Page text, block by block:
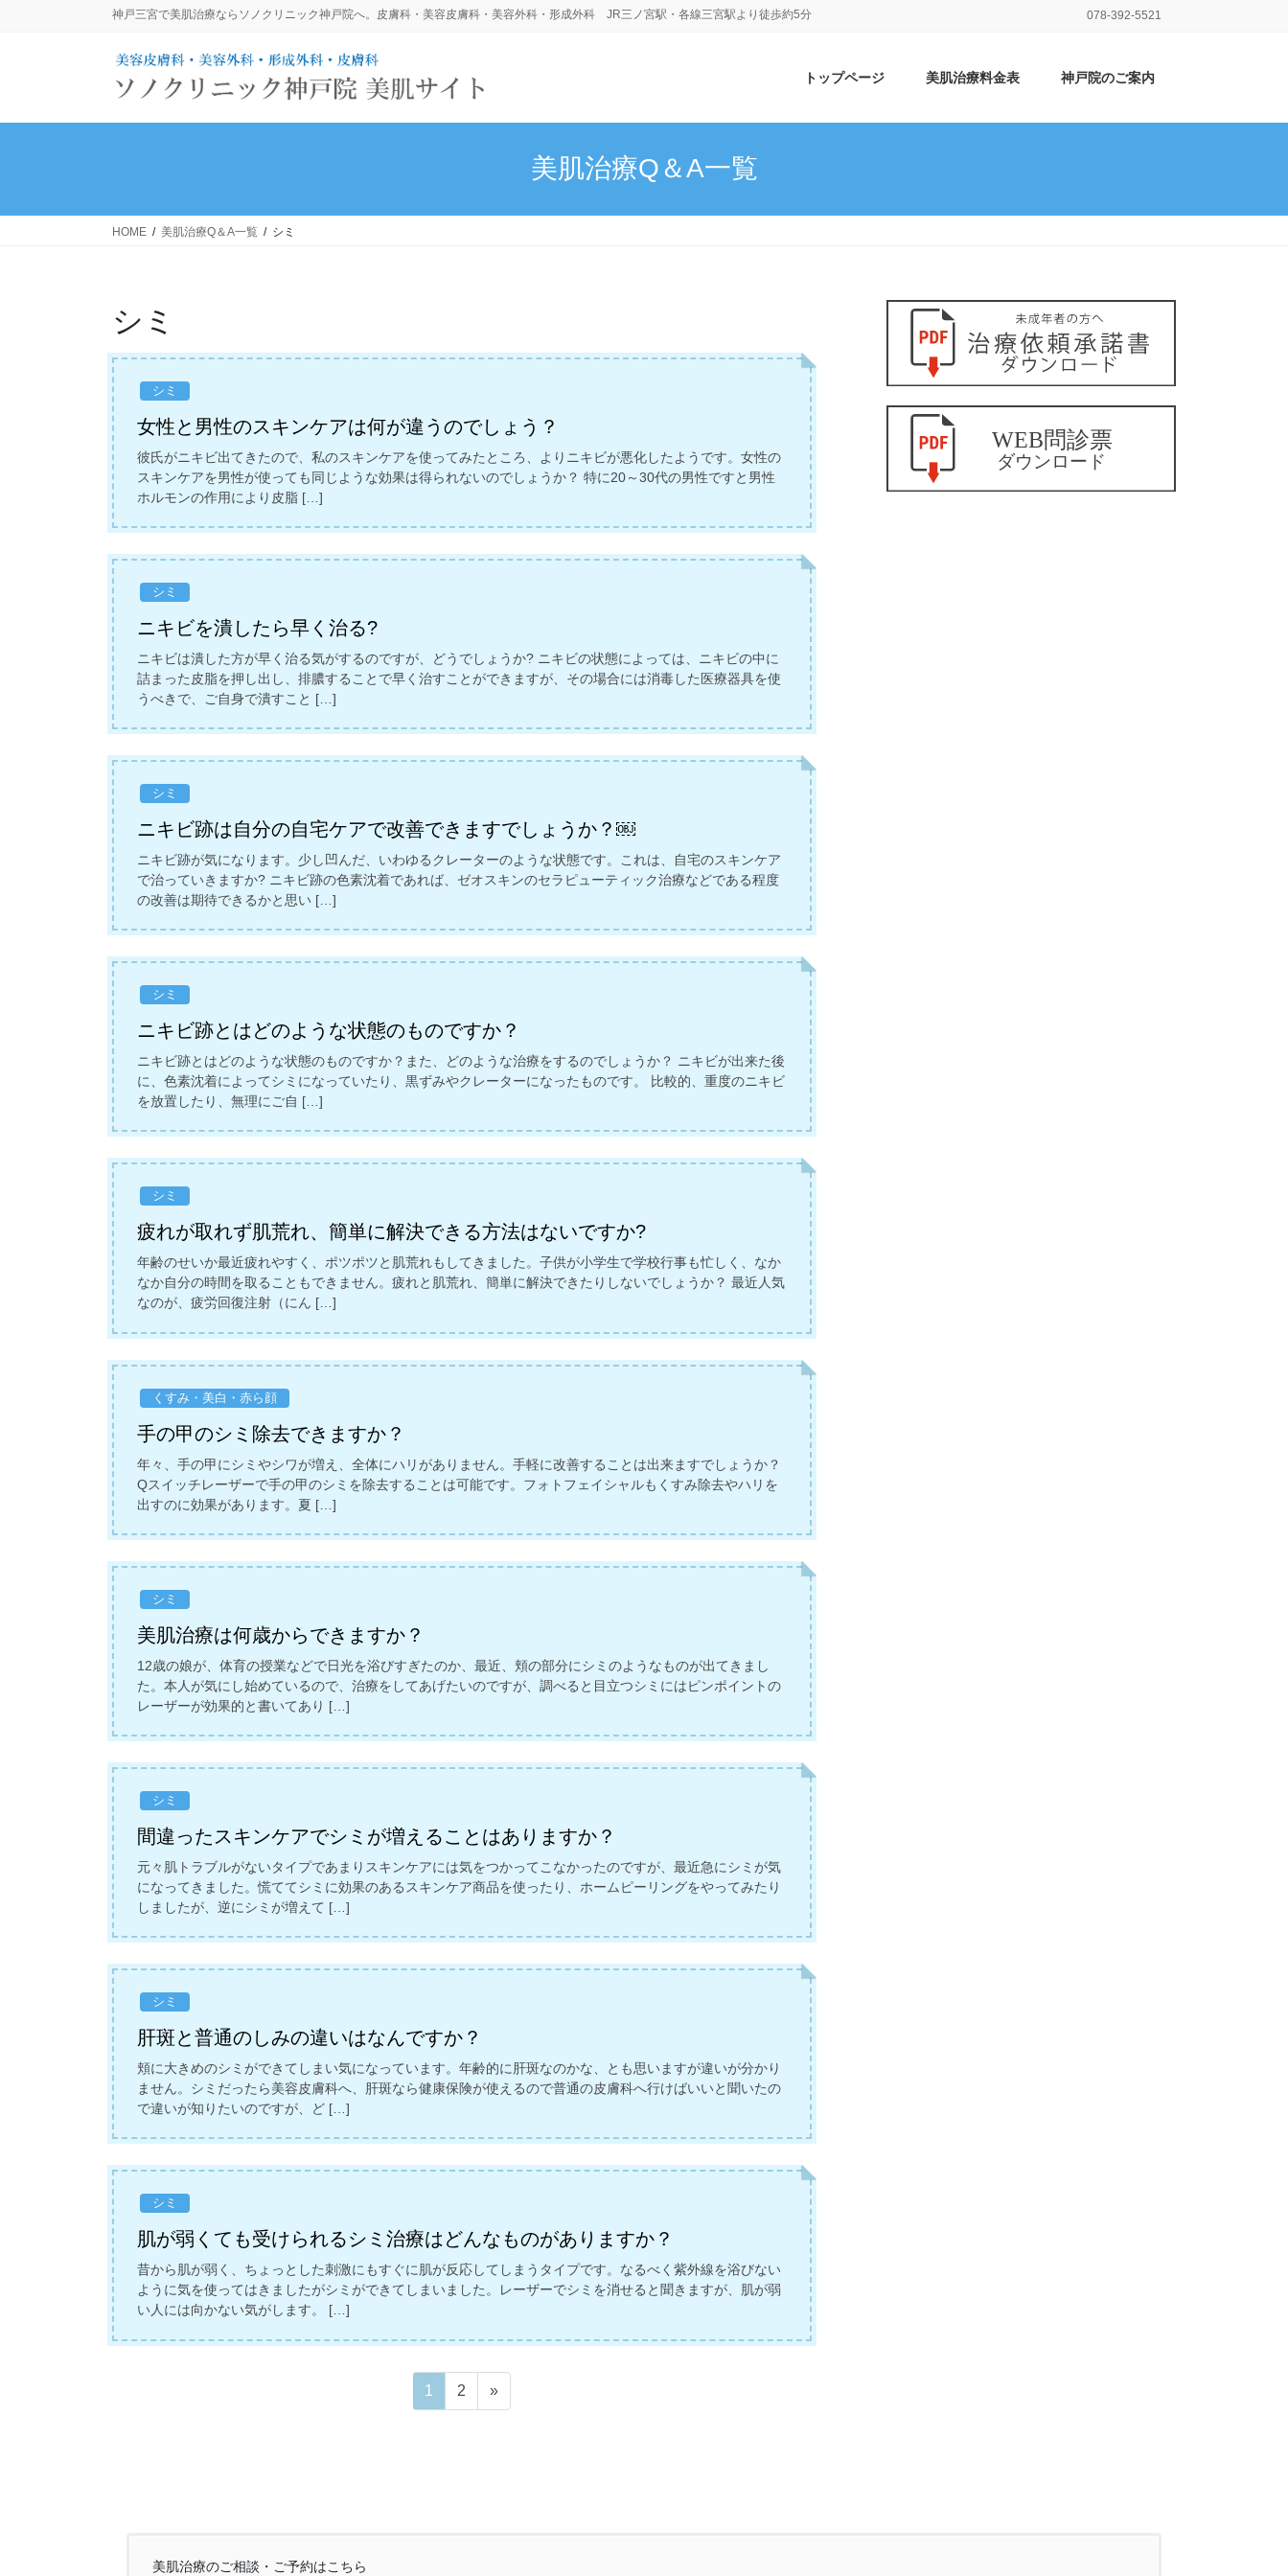
に
ョ
動
神戸三宮で美肌治療ならソノクリニック神戸院へ。皮膚科・美容皮膚科・美容外科・形成外科 JR三ノ宮駅・各線三宮駅より徒歩約5分 078-392-5521
トップページ 美肌治療料金表 神戸院のご案内
美肌治療Q＆A一覧
HOME 美肌治療Q＆A一覧 シミ
シミ
シミ
女性と男性のスキンケアは何が違うのでしょう？
彼氏がニキビ出てきたので、私のスキンケアを使ってみたところ、よりニキビが悪化したようです。女性の
スキンケアを男性が使っても同じような効果は得られないのでしょうか？ 特に20～30代の男性ですと男性
ホルモンの作用により皮脂 […]
シミ
ニキビを潰したら早く治る?
ニキビは潰した方が早く治る気がするのですが、どうでしょうか? ニキビの状態によっては、ニキビの中に
詰まった皮脂を押し出し、排膿することで早く治すことができますが、その場合には消毒した医療器具を使
うべきで、ご自身で潰すこと […]
シミ
ニキビ跡は自分の自宅ケアで改善できますでしょうか？￼
ニキビ跡が気になります。少し凹んだ、いわゆるクレーターのような状態です。これは、自宅のスキンケア
で治っていきますか? ニキビ跡の色素沈着であれば、ゼオスキンのセラピューティック治療などである程度
の改善は期待できるかと思い […]
シミ
ニキビ跡とはどのような状態のものですか？
ニキビ跡とはどのような状態のものですか？また、どのような治療をするのでしょうか？ ニキビが出来た後
に、色素沈着によってシミになっていたり、黒ずみやクレーターになったものです。 比較的、重度のニキビ
を放置したり、無理にご自 […]
シミ
疲れが取れず肌荒れ、簡単に解決できる方法はないですか?
年齢のせいか最近疲れやすく、ポツポツと肌荒れもしてきました。子供が小学生で学校行事も忙しく、なか
なか自分の時間を取ることもできません。疲れと肌荒れ、簡単に解決できたりしないでしょうか？ 最近人気
なのが、疲労回復注射（にん […]
くすみ・美白・赤ら顔
手の甲のシミ除去できますか？
年々、手の甲にシミやシワが増え、全体にハリがありません。手軽に改善することは出来ますでしょうか？
Qスイッチレーザーで手の甲のシミを除去することは可能です。フォトフェイシャルもくすみ除去やハリを
出すのに効果があります。夏 […]
シミ
美肌治療は何歳からできますか？
12歳の娘が、体育の授業などで日光を浴びすぎたのか、最近、頬の部分にシミのようなものが出てきまし
た。本人が気にし始めているので、治療をしてあげたいのですが、調べると目立つシミにはピンポイントの
レーザーが効果的と書いてあり […]
シミ
間違ったスキンケアでシミが増えることはありますか？
元々肌トラブルがないタイプであまりスキンケアには気をつかってこなかったのですが、最近急にシミが気
になってきました。慌ててシミに効果のあるスキンケア商品を使ったり、ホームピーリングをやってみたり
しましたが、逆にシミが増えて […]
シミ
肝斑と普通のしみの違いはなんですか？
頬に大きめのシミができてしまい気になっています。年齢的に肝斑なのかな、とも思いますが違いが分かり
ません。シミだったら美容皮膚科へ、肝斑なら健康保険が使えるので普通の皮膚科へ行けばいいと聞いたの
で違いが知りたいのですが、ど […]
シミ
肌が弱くても受けられるシミ治療はどんなものがありますか？
昔から肌が弱く、ちょっとした刺激にもすぐに肌が反応してしまうタイプです。なるべく紫外線を浴びない
ように気を使ってはきましたがシミができてしまいました。レーザーでシミを消せると聞きますが、肌が弱
い人には向かない気がします。 […]
ペ
ー
1
ペ
ー
2 »
美肌治療のご相談・ご予約はこちら